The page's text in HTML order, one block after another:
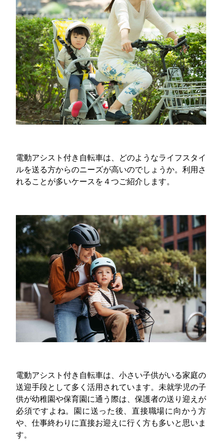
電動アシスト付き自転車は、どのようなライフスタイ
ルを送る方からのニーズが高いのでしょうか。利用さ
れることが多いケースを４つご紹介します。
電動アシスト付き自転車は、小さい子供がいる家庭の
送迎手段として多く活用されています。未就学児の子
供が幼稚園や保育園に通う際は、保護者の送り迎えが
必須ですよね。園に送った後、直接職場に向かう方
や、仕事終わりに直接お迎えに行く方も多いと思いま
す。